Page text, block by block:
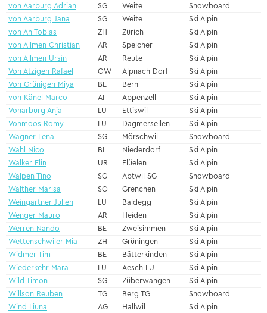
von Aarburg Adrian
SG Weite
Snowboard
von Aarburg Jana
SG Weite
Ski Alpin
von Ah Tobias
ZH Zürich
Ski Alpin
von Allmen Christian
AR Speicher
Ski Alpin
von Allmen Ursin
AR Reute
Ski Alpin
Von Atzigen Rafael
OW Alpnach Dorf
Ski Alpin
Von Grünigen Miya
BE Bern
Ski Alpin
von Känel Marco
AI Appenzell
Ski Alpin
Vonarburg Anja
LU Ettiswil
Ski Alpin
Vonmoos Romy
LU Dagmersellen
Ski Alpin
Wagner Lena
SG Mörschwil
Snowboard
Wahl Nico
BL Niederdorf
Ski Alpin
Walker Elin
UR Flüelen
Ski Alpin
Walpen Tino
SG Abtwil SG
Snowboard
Walther Marisa
SO Grenchen
Ski Alpin
Weingartner Julien
LU Baldegg
Ski Alpin
Wenger Mauro
AR Heiden
Ski Alpin
Werren Nando
BE Zweisimmen
Ski Alpin
Wettenschwiler Mia
ZH Grüningen
Ski Alpin
Widmer Tim
BE Bätterkinden
Ski Alpin
Wiederkehr Mara
LU Aesch LU
Ski Alpin
Wild Timon
SG Züberwangen
Ski Alpin
Willson Reuben
TG Berg TG
Snowboard
Wind Liuna
AG Hallwil
Ski Alpin